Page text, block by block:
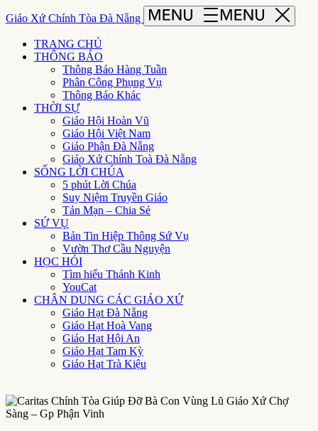
Giáo Xứ Chính Tòa Đà Nẵng
TRANG CHỦ
THÔNG BÁO
Thông Báo Hàng Tuần
Phân Công Phụng Vụ
Thông Báo Khác
THỜI SỰ
Giáo Hội Hoàn Vũ
Giáo Hội Việt Nam
Giáo Phận Đà Nẵng
Giáo Xứ Chính Toà Đà Nẵng
SỐNG LỜI CHÚA
5 phút Lời Chúa
Suy Niệm Truyền Giáo
Tản Mạn – Chia Sẻ
SỨ VỤ
Bản Tin Hiệp Thông Sứ Vụ
Vườn Thơ Cầu Nguyện
HỌC HỎI
Tìm hiểu Thánh Kinh
YouCat
CHÂN DUNG CÁC GIÁO XỨ
Giáo Hạt Đà Nẵng
Giáo Hạt Hoà Vang
Giáo Hạt Hội An
Giáo Hạt Tam Kỳ
Giáo Hạt Trà Kiệu